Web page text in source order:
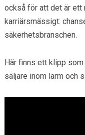
också för att det är ett
karriärsmässigt:
säkerhetsbranschen.
Här finns ett klipp
säljare inom larm och